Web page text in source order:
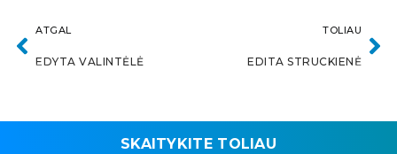
ATGAL
EDYTA VALINTĖLĖ
TOLIAU
EDITA STRUCKIENĖ
SKAITYKITE TOLIAU